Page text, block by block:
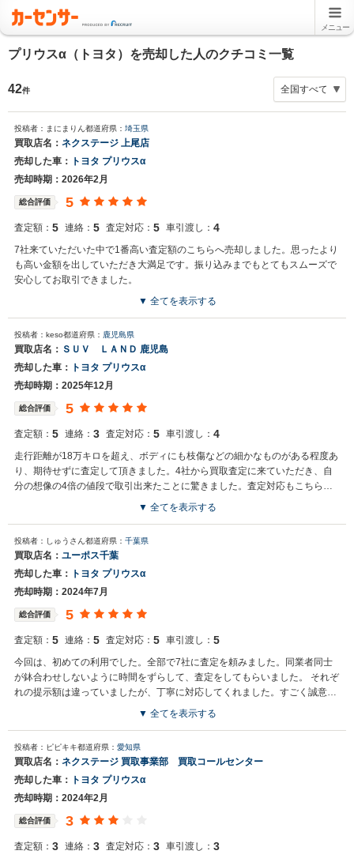
メニュー
プリウスα（トヨタ）を売却した人のクチコミ一覧
42件
投稿者：まにまりん都道府県： 埼玉県
買取店名： ネクステージ 上尾店
売却した車：
トヨタ プリウスα
売却時期：2026年2月
総合評価 5
査定額： 5 連絡： 5 査定対応： 5 車引渡し： 4
7社来ていただいた中で1番高い査定額のこちらへ売却しました。思ったより
も高い金額を出していただき大満足です。振り込みまでもとてもスムーズで
安心してお取引できました。
▼ 全てを表示する
投稿者：keso都道府県： 鹿児島県
買取店名： ＳＵＶ ＬＡＮＤ 鹿児島
売却した車：
トヨタ プリウスα
売却時期：2025年12月
総合評価 5
査定額： 5 連絡： 3 査定対応： 5 車引渡し： 4
走行距離が18万キロを超え、ボディにも枝傷などの細かなものがある程度あ
り、期待せずに査定して頂きました。4社から買取査定に来ていただき、自
分の想像の4倍の値段で取引出来たことに驚きました。査定対応もこちらに
負担が掛からないよう、気遣っていただけたのも好印象です。また機会があ
▼ 全てを表示する
投稿者：しゅうさん都道府県： 千葉県
買取店名： ユーポス千葉
売却した車：
トヨタ プリウスα
売却時期：2024年7月
総合評価 5
査定額： 5 連絡： 5 査定対応： 5 車引渡し： 5
今回は、初めての利用でした。全部で7社に査定を頼みました。同業者同士
が鉢合わせしないように時間をずらして、査定をしてもらいました。 それぞ
れの提示額は違っていましたが、丁寧に対応してくれました。すごく誠意的
で、気持ちよくお話が進みました。 今回決めた販売店以外の方も、誠実でよ
す。
▼ 全てを表示する
投稿者：ピピキキ都道府県： 愛知県
買取店名： ネクステージ 買取事業部 買取コールセンター
売却した車：
トヨタ プリウスα
売却時期：2024年2月
総合評価 3
査定額： 3 連絡： 3 査定対応： 3 車引渡し： 3